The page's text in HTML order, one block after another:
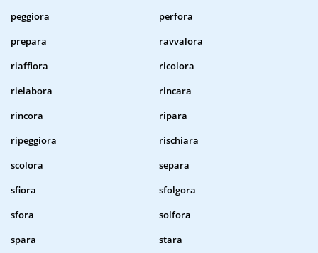
peggiora
perfora
prepara
ravvalora
riaffiora
ricolora
rielabora
rincara
rincora
ripara
ripeggiora
rischiara
scolora
separa
sfiora
sfolgora
sfora
solfora
spara
stara